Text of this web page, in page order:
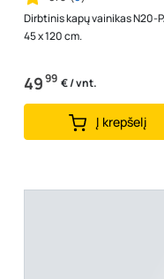
Dirbtinis kapų vainikas N20-
45 x 120 cm.
4999 € / vnt.
Į krepšelį